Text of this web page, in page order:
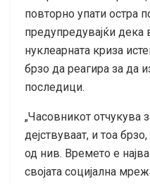
повторно упати остра
предупредувајќи
нуклеарната криза
брзо да реагира за да
последици.
„Часовникот отчукува
дејствуваат, и тоа
од нив. Времето е
својата социјална